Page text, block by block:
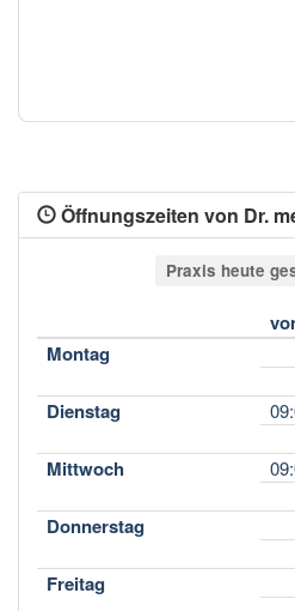
Öffnungszeiten von Dr.
Praxis heute
Montag
Dienstag
Mittwoch
Donnerstag
Freitag